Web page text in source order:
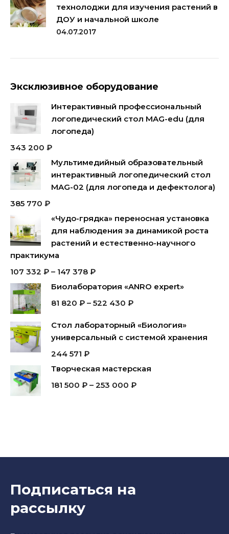
технолоджи для изучения растений в
ДОУ и начальной школе
04.07.2017
Эксклюзивное оборудование
Интерактивный профессиональный
логопедический стол MAG-edu (для
логопеда)
343 200 ₽
Мультимедийный образовательный
интерактивный логопедический стол
MAG-02 (для логопеда и дефектолога)
385 770 ₽
«Чудо-грядка» переносная установка
для наблюдения за динамикой роста
растений и естественно-научного
практикума
107 332 ₽ – 147 378 ₽
Биолаборатория «ANRO expert»
81 820 ₽ – 522 430 ₽
Стол лабораторный «Биология»
универсальный с системой хранения
244 571 ₽
Творческая мастерская
181 500 ₽ – 253 000 ₽
Подписаться на
рассылку